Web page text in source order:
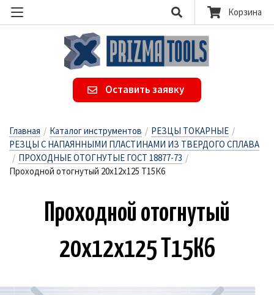
Корзина
Оставить заявку
Главная / Каталог инструментов / РЕЗЦЫ ТОКАРНЫЕ /
РЕЗЦЫ С НАПАЯННЫМИ ПЛАСТИНАМИ ИЗ ТВЕРДОГО СПЛАВА
/ ПРОХОДНЫЕ ОТОГНУТЫЕ ГОСТ 18877-73 /
Проходной отогнутый 20х12х125 Т15К6
Про­ход­ной о­тог­ну­тый
20х12х125 Т15К6